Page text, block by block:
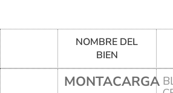
NOMBRE DEL
BIEN
MONTACARGA